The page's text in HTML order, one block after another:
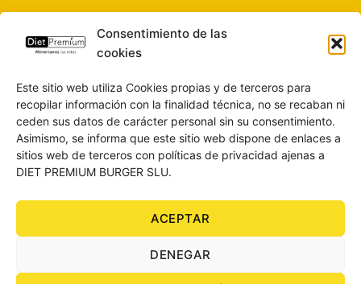
Consentimiento de las
cookies
Este sitio web utiliza Cookies propias y de terceros para
recopilar información con la finalidad técnica, no se recaban ni
ceden sus datos de carácter personal sin su consentimiento.
Asimismo, se informa que este sitio web dispone de enlaces a
sitios web de terceros con políticas de privacidad ajenas a
DIET PREMIUM BURGER SLU.
ACEPTAR
DENEGAR
CONTACTO
POLÍTICA DE PRIVACIDAD
CONDICIONES DE COMPRA
POLÍTICA DE COOKIES